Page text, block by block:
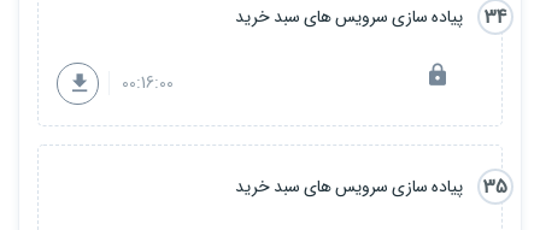
34 پیاده سازی سرویس های سبد خرید
00:16:00
35 پیاده سازی سرویس های سبد خرید